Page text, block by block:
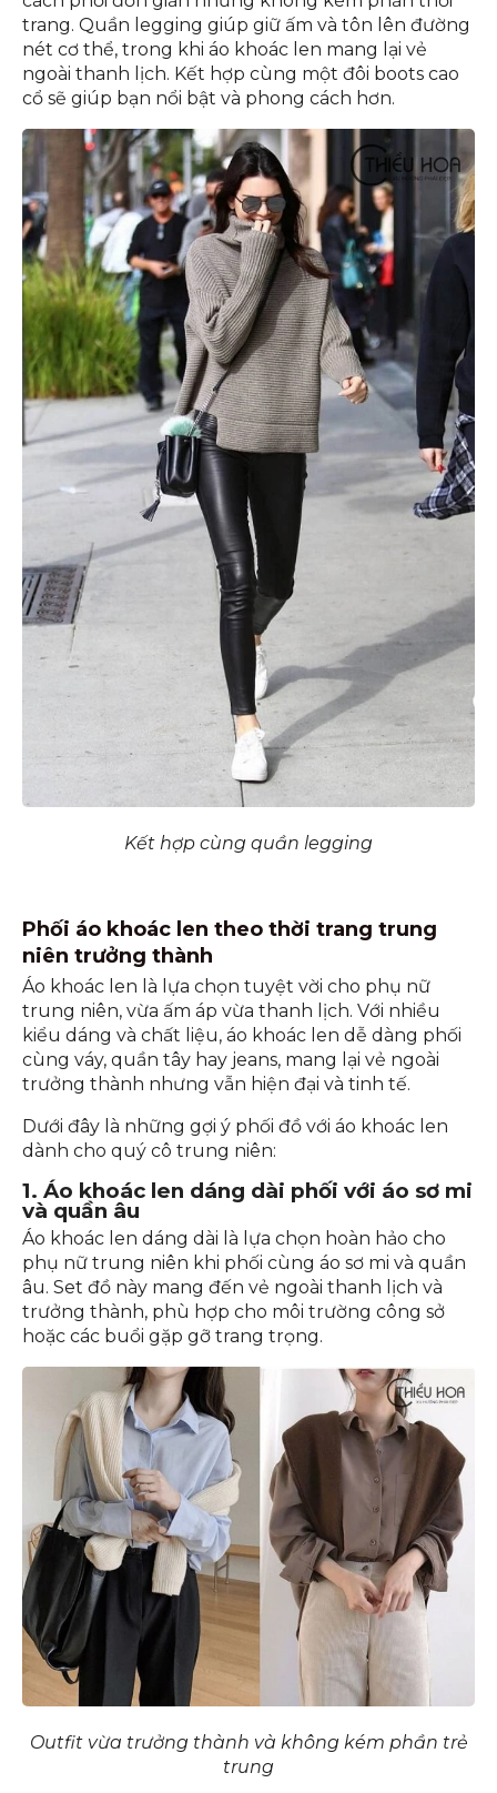
trang. Quần legging giúp giữ ấm và tôn lên đường
nét cơ thể, trong khi áo khoác len mang lại vẻ
ngoài thanh lịch. Kết hợp cùng một đôi boots cao
cổ sẽ giúp bạn nổi bật và phong cách hơn.
Kết hợp cùng quần legging
Phối áo khoác len theo thời trang trung
niên trưởng thành
Áo khoác len là lựa chọn tuyệt vời cho phụ nữ
trung niên, vừa ấm áp vừa thanh lịch. Với nhiều
kiểu dáng và chất liệu, áo khoác len dễ dàng phối
cùng váy, quần tây hay jeans, mang lại vẻ ngoài
trưởng thành nhưng vẫn hiện đại và tinh tế.
Dưới đây là những gợi ý phối đồ với áo khoác len
dành cho quý cô trung niên:
1. Áo khoác len dáng dài phối với áo sơ mi
và quần âu
Áo khoác len dáng dài là lựa chọn hoàn hảo cho
phụ nữ trung niên khi phối cùng áo sơ mi và quần
âu. Set đồ này mang đến vẻ ngoài thanh lịch và
trưởng thành, phù hợp cho môi trường công sở
hoặc các buổi gặp gỡ trang trọng.
Outfit vừa trưởng thành và không kém phần trẻ
trung